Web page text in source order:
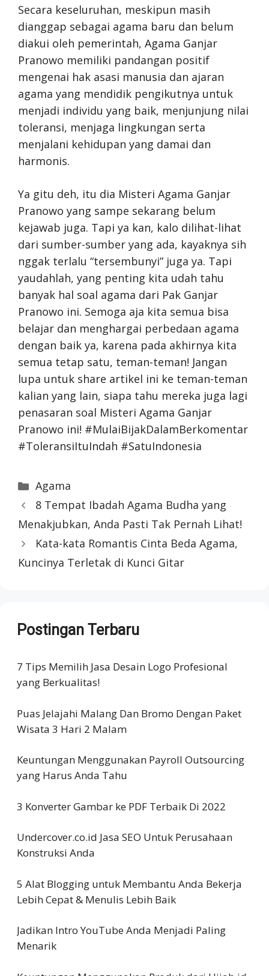
Secara keseluruhan, meskipun masih
dianggap sebagai agama baru dan belum
diakui oleh pemerintah, Agama Ganjar
Pranowo memiliki pandangan positif
mengenai hak asasi manusia dan ajaran
agama yang mendidik pengikutnya untuk
menjadi individu yang baik, menjunjung nilai
toleransi, menjaga lingkungan serta
menjalani kehidupan yang damai dan
harmonis.
Ya gitu deh, itu dia Misteri Agama Ganjar
Pranowo yang sampe sekarang belum
kejawab juga. Tapi ya kan, kalo dilihat-lihat
dari sumber-sumber yang ada, kayaknya sih
nggak terlalu “tersembunyi” juga ya. Tapi
yaudahlah, yang penting kita udah tahu
banyak hal soal agama dari Pak Ganjar
Pranowo ini. Semoga aja kita semua bisa
belajar dan menghargai perbedaan agama
dengan baik ya, karena pada akhirnya kita
semua tetap satu, teman-teman! Jangan
lupa untuk share artikel ini ke teman-teman
kalian yang lain, siapa tahu mereka juga lagi
penasaran soal Misteri Agama Ganjar
Pranowo ini! #MulaiBijakDalamBerkomentar
#ToleransiItuIndah #SatuIndonesia
Categories
Agama
8 Tempat Ibadah Agama Budha yang
Menakjubkan, Anda Pasti Tak Pernah Lihat!
Kata-kata Romantis Cinta Beda Agama,
Kuncinya Terletak di Kunci Gitar
Postingan Terbaru
7 Tips Memilih Jasa Desain Logo Profesional
yang Berkualitas!
Puas Jelajahi Malang Dan Bromo Dengan Paket
Wisata 3 Hari 2 Malam
Keuntungan Menggunakan Payroll Outsourcing
yang Harus Anda Tahu
3 Konverter Gambar ke PDF Terbaik Di 2022
Undercover.co.id Jasa SEO Untuk Perusahaan
Konstruksi Anda
5 Alat Blogging untuk Membantu Anda Bekerja
Lebih Cepat & Menulis Lebih Baik
Jadikan Intro YouTube Anda Menjadi Paling
Menarik